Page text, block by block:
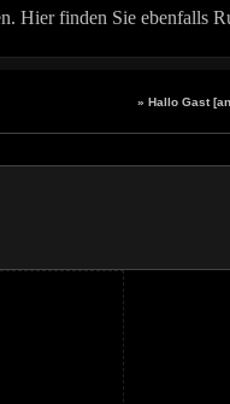
Hier finden Sie ebenfalls
» Hallo Gast [